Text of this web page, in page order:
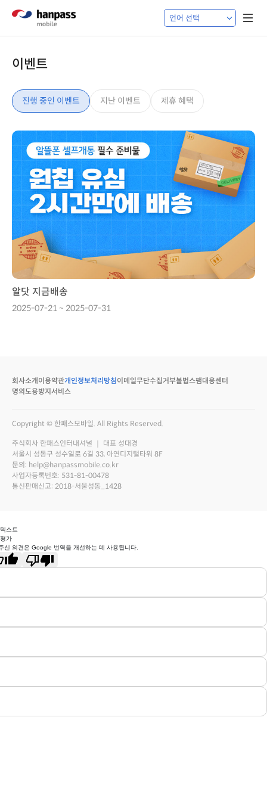
이벤트
진행 중인 이벤트 지난 이벤트 제휴 혜택
알닷 지금배송
2025-07-21 ~ 2025-07-31
회사소개 이용약관개인정보처리방침이메일무단수집거부불법스팸대응센터
명의도용방지서비스
Copyright © 한패스모바일. All Rights Reserved.
주식회사 한패스인터내셔널 ｜ 대표 성대경
서울시 성동구 성수일로 6길 33, 아연디지털타워 8F
문의: help@hanpassmobile.co.kr
사업자등록번호: 531-81-00478
통신판매신고: 2018-서울성동_1428
스트
가
신 의견은 Google 번역을 개선하는 데 사용됩니다.